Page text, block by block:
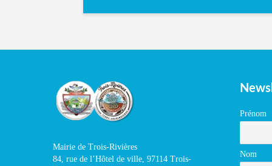
Mairie de Trois-Rivières
84, rue de l’Hôtel de ville, 97114 Trois-
Prénom
Nom